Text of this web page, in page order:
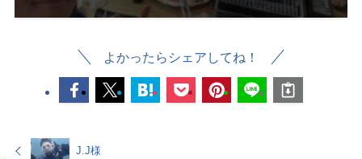
よかったらシェアしてね！
J.J様